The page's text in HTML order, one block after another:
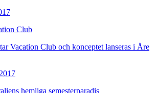
Vacation Club och konceptet lanseras i Åre